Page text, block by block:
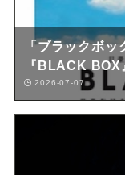
「ブラックボ
『BLACK
2026-07-07